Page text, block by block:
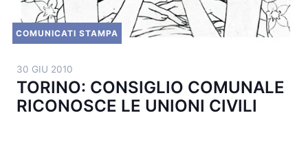
COMUNICATI STAMPA
30 GIU 2010
TORINO: CONSIGLIO COMUNALE
RICONOSCE LE UNIONI CIVILI